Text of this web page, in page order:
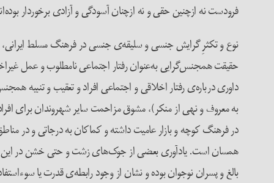
فرودست نه ازچنین حقی و نه ازچنان آسودگی و آزادی برخوردار
نوع و تکثرِ گرایش جنسی و سلیقه‌ی جنسی در فرهنگ مسلط
حقیقت همجنس‌گرایی به‌عنوان رفتار اجتماعی نامطلوب و عمل
داوری درباره‌ی رفتار اخلاقی و اجتماعی افراد و تعقیب و تنبیه
به معروف و نهی از منکر)، مشوق مزاحمت سایر شهروندان برای
در فرهنگ کوچه و بازار عامیت داشته و کماکان به درجاتی و در
همسان است. یادآوری بعضی از جوک‌های زشت و حتی خشن در این
بالغ و پسران نوجوان بوده و نشان از وجود رابطه‌ی قدرت یا